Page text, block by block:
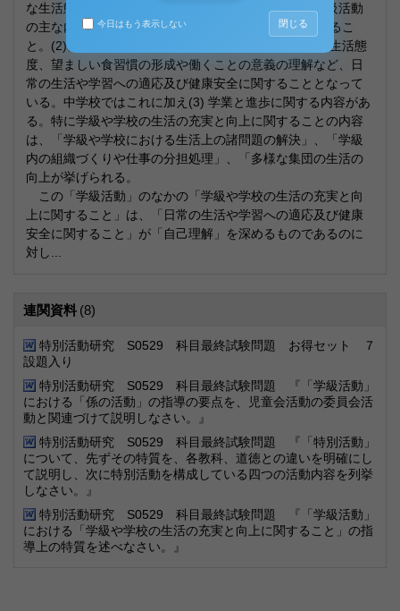
な生活態度を育てる」と記されている。小学校での学級活動
の主な内容は(1)学級や学校の生活の充実と向上に関するこ
と。(2)基本的な生活習慣、望ましい人間関係、安全な生活態
度、望ましい食習慣の形成や働くことの意義の理解など、日
常の生活や学習への適応及び健康安全に関することとなって
いる。中学校ではこれに加え(3) 学業と進歩に関する内容があ
る。特に学級や学校の生活の充実と向上に関することの内容
は、「学級や学校における生活上の諸問題の解決」、「学級
内の組織づくりや仕事の分担処理」、「多様な集団の生活の
向上が挙げられる。
この「学級活動」のなかの「学級や学校の生活の充実と向
上に関すること」は、「日常の生活や学習への適応及び健康
安全に関すること」が「自己理解」を深めるものであるのに
対し...
連関資料 (8)
特別活動研究 S0529 科目最終試験問題 お得セット ７
設題入り
特別活動研究 S0529 科目最終試験問題 『「学級活動」
における「係の活動」の指導の要点を、児童会活動の委員会活
動と関連づけて説明しなさい。』
特別活動研究 S0529 科目最終試験問題 『「特別活動」
について、先ずその特質を、各教科、道徳との違いを明確にし
て説明し、次に特別活動を構成している四つの活動内容を列挙
しなさい。』
特別活動研究 S0529 科目最終試験問題 『「学級活動」
における「学級や学校の生活の充実と向上に関すること」の指
導上の特質を述べなさい。』
今日はもう表示しない 閉じる